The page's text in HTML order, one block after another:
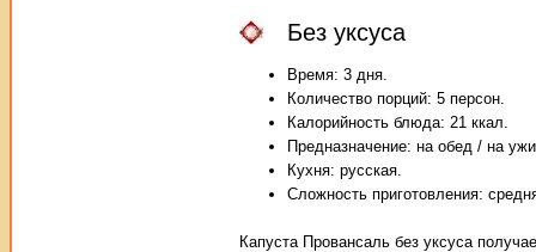
Без уксуса
Время: 3 дня.
Количество порций: 5 персон.
Калорийность блюда: 21 ккал.
Предназначение: на обед / на
Кухня: русская.
Сложность приготовления:
Капуста Провансаль без уксуса